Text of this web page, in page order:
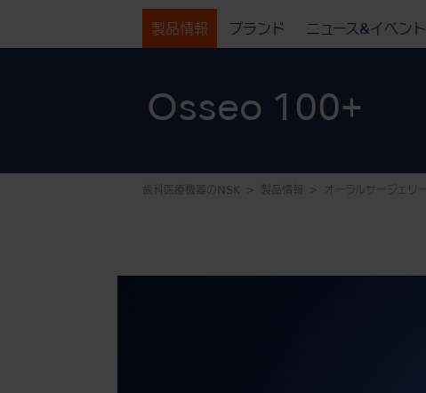
製品情報 ブランド ニュース&イベント
Osseo 100+
歯科医療機器のNSK 製品情報 オーラルサージェリー